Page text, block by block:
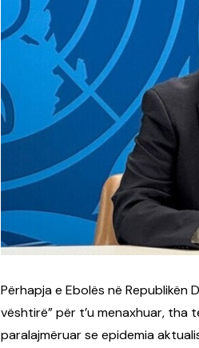
Përhapja e Ebolës në
vështirë” për t’u menaxhuar, tha
paralajmëruar se epidemia